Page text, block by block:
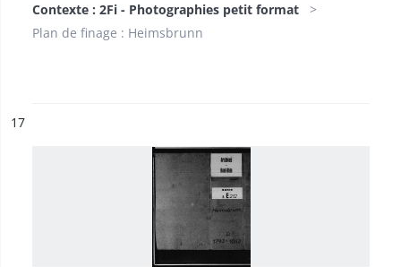
Contexte : 2Fi - Photographies petit format
Plan de finage : Heimsbrunn
n°
17